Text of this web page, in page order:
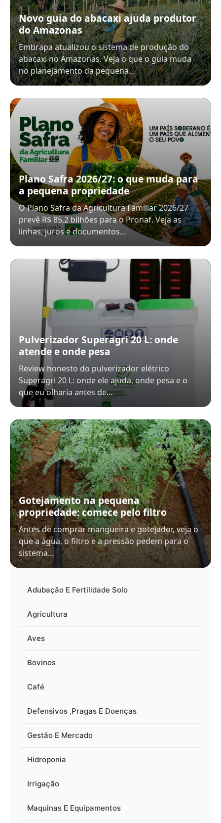
Novo guia do abacaxi ajuda produtor
do Amazonas
Embrapa atualizou o sistema de produção do
abacaxi no Amazonas. Veja o que o guia muda
no planejamento da pequena…
Plano Safra 2026/27: o que muda para
a pequena propriedade
O Plano Safra da Agricultura Familiar 2026/27
prevê R$ 85,2 bilhões para o Pronaf. Veja as
linhas, juros e documentos…
Pulverizador Superagri 20 L: onde
atende e onde pesa
Review honesto do pulverizador elétrico
Superagri 20 L: onde ele ajuda, onde pesa e o
que eu olharia antes de…
Gotejamento na pequena
propriedade: comece pelo filtro
Antes de comprar mangueira e gotejador, veja o
que a água, o filtro e a pressão pedem para o
sistema…
Adubação E Fertilidade Solo
Agricultura
Aves
Bovinos
Café
Defensivos ,Pragas E Doenças
Gestão E Mercado
Hidroponia
Irrigação
Maquinas E Equipamentos